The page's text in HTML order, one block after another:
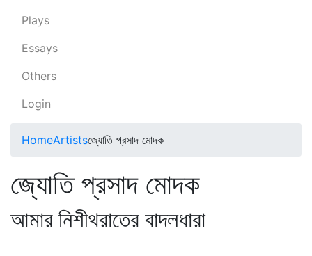
Plays
Essays
Others
Login
HomeArtistsজ্যোতি প্রসাদ মোদক
জ্যোতি প্রসাদ মোদক
আমার নিশীথরাতের বাদলধারা